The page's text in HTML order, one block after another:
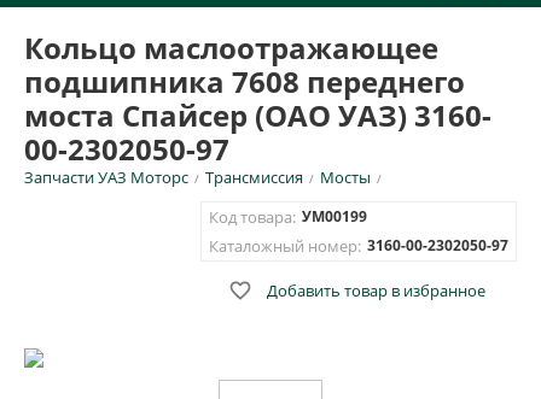
Кольцо маслоотражающее
подшипника 7608 переднего
моста Спайсер (ОАО УАЗ) 3160-
00-2302050-97
Запчасти УАЗ Моторс / Трансмиссия / Мосты /
Код товара: УМ00199
Каталожный номер: 3160-00-2302050-97
 Добавить товар в избранное